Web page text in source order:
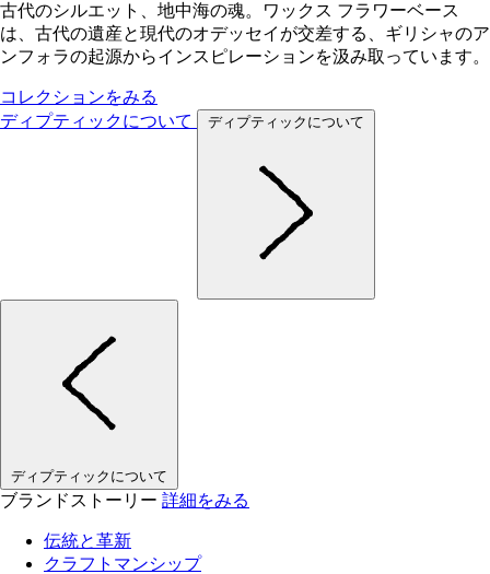
古代のシルエット、地中海の魂。ワックス フラワーベース
は、古代の遺産と現代のオデッセイが交差する、ギリシャのア
ンフォラの起源からインスピレーションを汲み取っています。
コレクションをみる
ディプティックについて
ディプティックについて
ディプティックについて
ブランドストーリー 詳細をみる
伝統と革新
クラフトマンシップ